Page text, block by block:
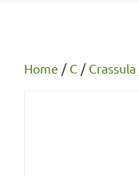
Home / C / Crassula